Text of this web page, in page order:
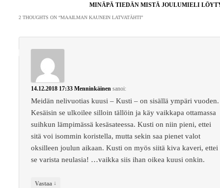
MINÄPÄ TIEDÄN MISTÄ JOULUMIELI
2 THOUGHTS ON “MAAILMAN KAUNEIN LATVATÄHTI”
14.12.2018 17:33 Menninkäinen sanoi:
Meidän nelivuotias kuusi – Kusti – on sisällä ympäri vuoden.
Kesäisin se ulkoilee silloin tällöin ja käy vaikkapa ottamassa
suihkun lämpimässä kesäsateessa. Kusti on niin pieni, ettei
sitä voi isommin koristella, mutta sekin saa pienet valot
oksilleen joulun aikaan. Kusti on myös siitä kiva kaveri, ettei
se varista neulasia! …vaikka siis ihan oikea kuusi onkin.
Vastaa ↓